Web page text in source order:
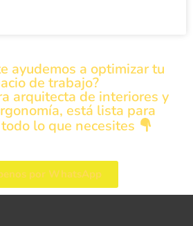
ayudemos a optimizar tu
de trabajo?
arquitecta de interiores y
está lista para
lo que necesites
por WhatsApp